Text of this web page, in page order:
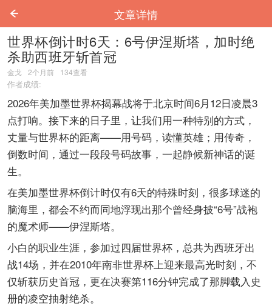
文章详情
世界杯倒计时6天：6号伊涅斯塔，加时绝
杀助西班牙斩首冠
金戈 2个月前 134查看
作者成绩:
2026年美加墨世界杯揭幕战将于北京时间6月12日凌晨3
点打响。接下来的日子里，让我们用一种特别的方式，
丈量与世界杯的距离——用号码，读懂英雄；用传奇，
倒数时间，通过一段段号码故事，一起静候新神话的诞
生。
在美加墨世界杯倒计时仅有6天的特殊时刻，很多球迷的
脑海里，都会不约而同地浮现出那个曾经身披“6号”战袍
的魔术师——伊涅斯塔。
小白的职业生涯，参加过四届世界杯，总共为西班牙出
战14场，并在2010年南非世界杯上迎来最高光时刻，不
仅斩获历史首冠，更在决赛第116分钟完成了那脚载入史
册的凌空抽射绝杀。